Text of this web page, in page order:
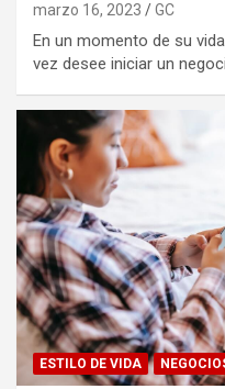
marzo 16, 2023 GC
En un momento de su
vez desee iniciar un
ESTILO DE VIDA